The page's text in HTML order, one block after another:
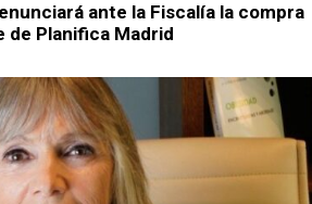
ante la Fiscalía la compra
de Planifica Madrid